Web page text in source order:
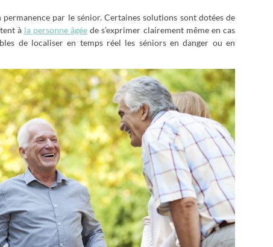
par le sénior. Certaines solutions sont dotées de
à la personne âgée de s’exprimer clairement même en cas
de localiser en temps réel les séniors en danger ou en